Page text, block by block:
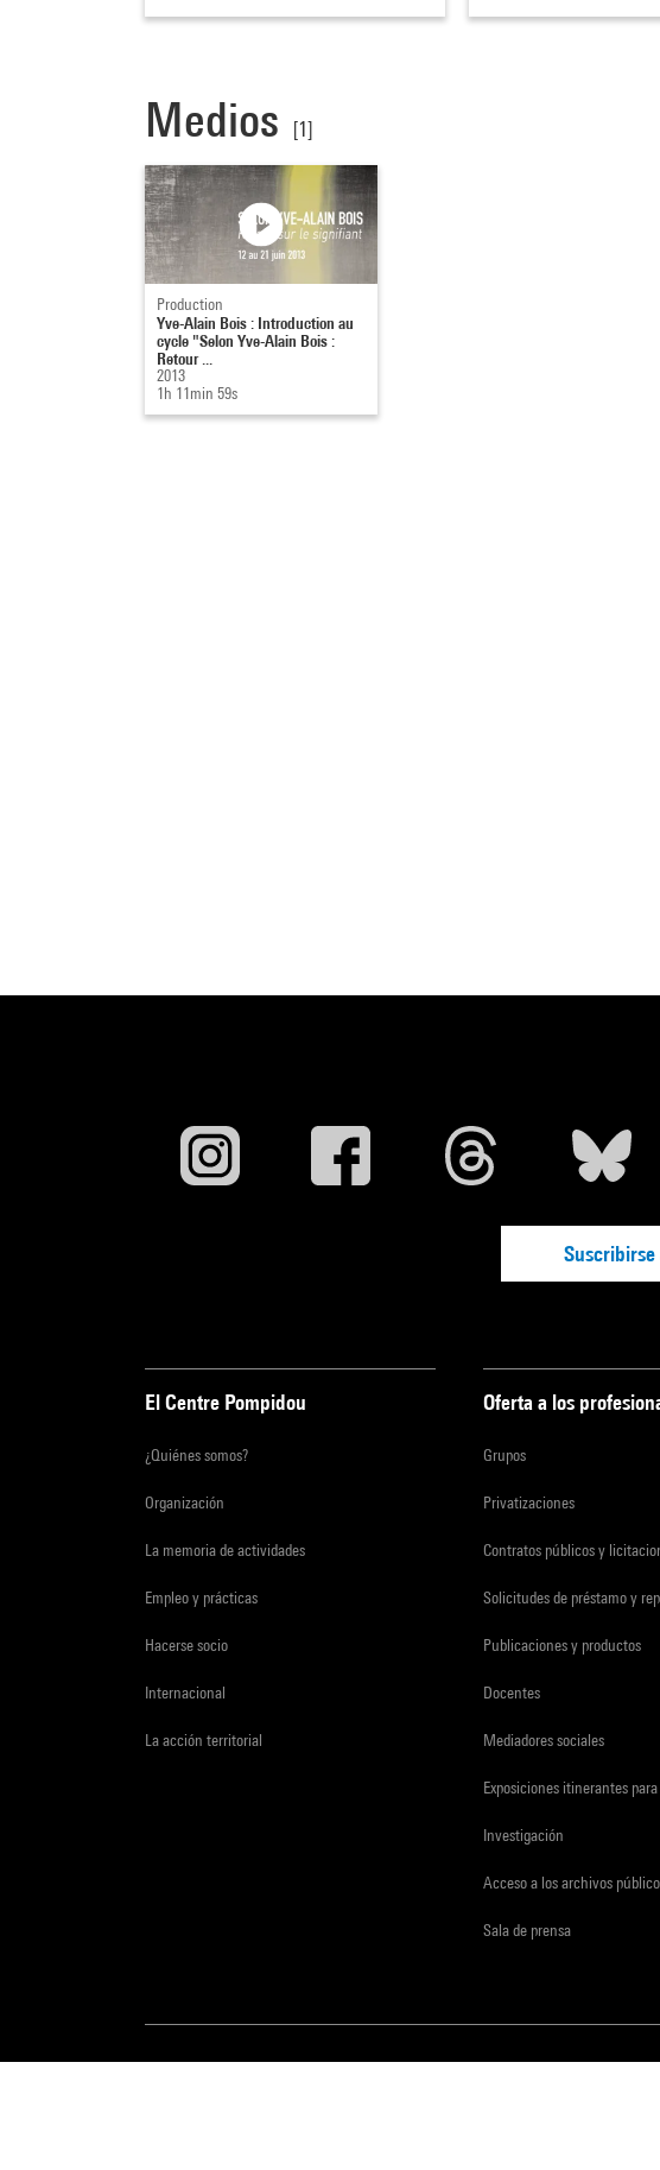
Medios [1]
Production
Yve-Alain Bois : Introduction au
cycle "Selon Yve-Alain Bois :
Retour ...
2013
1h 11min 59s
El Centre Pompidou
¿Quiénes somos?
Organización
La memoria de actividades
Empleo y prácticas
Hacerse socio
Internacional
La acción territorial
Oferta a los
Grupos
Privatizaciones
Contratos públicos y
Solicitudes de préstamo y
Publicaciones y productos
Docentes
Mediadores sociales
Exposiciones itinerantes
Investigación
Acceso a los archivos
Sala de prensa